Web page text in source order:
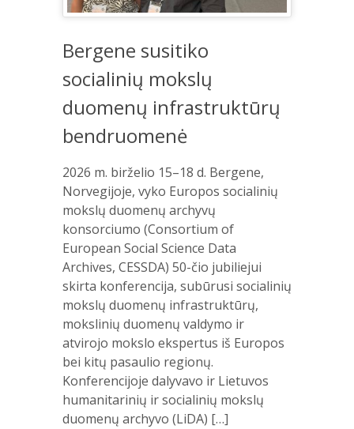
Bergene susitiko
socialinių mokslų
duomenų infrastruktūrų
bendruomenė
2026 m. birželio 15–18 d. Bergene,
Norvegijoje, vyko Europos socialinių
mokslų duomenų archyvų
konsorciumo (Consortium of
European Social Science Data
Archives, CESSDA) 50-čio jubiliejui
skirta konferencija, subūrusi socialinių
mokslų duomenų infrastruktūrų,
mokslinių duomenų valdymo ir
atvirojo mokslo ekspertus iš Europos
bei kitų pasaulio regionų.
Konferencijoje dalyvavo ir Lietuvos
humanitarinių ir socialinių mokslų
duomenų archyvo (LiDA) […]